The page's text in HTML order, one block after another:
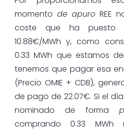
momento de apuro REE
coste que ha puesto
10.88€/MWh y, como
0.33 MWh que estamos
tenemos que pagar esa
(Precio OMIE + CDB),
de pago de 22.07€. Si el
nominado de forma
comprando 0.33